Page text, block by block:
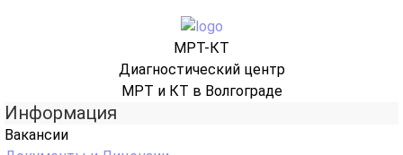
МРТ-КТ
Диагностический центр
МРТ и КТ в Волгограде
Информация
Вакансии